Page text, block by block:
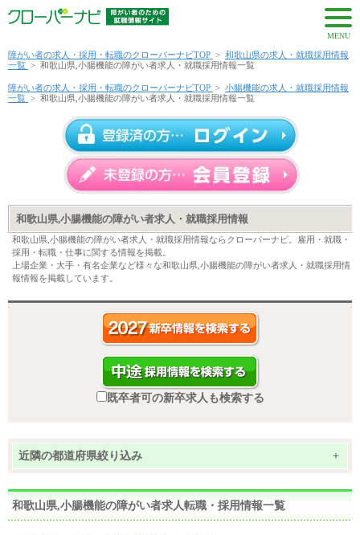
MENU
障がい者の求人・採用・転職のクローバーナビTOP > 和歌山県の求人・就職採用情報
一覧 > 和歌山県,小腸機能の障がい者求人・就職採用情報一覧
障がい者の求人・採用・転職のクローバーナビTOP > 小腸機能の求人・就職採用情報
一覧 > 和歌山県,小腸機能の障がい者求人・就職採用情報一覧
和歌山県,小腸機能の障がい者求人・就職採用情報
和歌山県,小腸機能の障がい者求人・就職採用情報ならクローバーナビ。雇用・就職・
採用・転職・仕事に関する情報を掲載。
上場企業・大手・有名企業など様々な和歌山県,小腸機能の障がい者求人・就職採用情
報情報を掲載しています。
既卒者可の新卒求人も検索する
近隣の都道府県絞り込み +
和歌山県,小腸機能の障がい者求人転職・採用情報一覧